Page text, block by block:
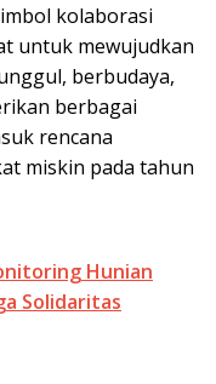
kolaborasi
untuk mewujudkan
berbudaya,
berbagai
rencana
miskin pada tahun
Hunian
Solidaritas